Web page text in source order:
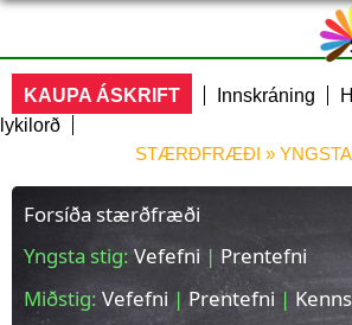
main
content
KAUPA ÁSKRIFT Innskráning
lykilorð
ÞÚ ERT HÉR
STÆRÐFRÆÐI » YNGSTA
Forsíða stærðfræði
Yngsta stig: Vefefni | Prentefni
Miðstig: Vefefni | Prentefni |